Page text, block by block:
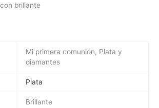
brillante
Mi primera comunión, Plata y
diamantes
Plata
Brillante